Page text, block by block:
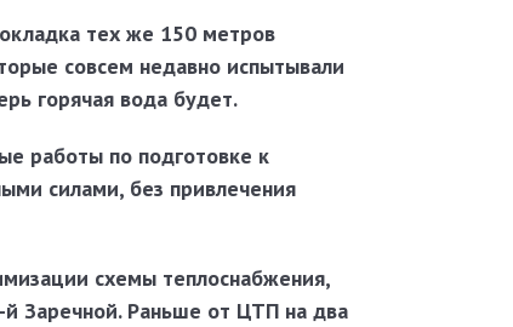
тех же 150 метров
совсем недавно испытывали
горячая вода будет.
работы по подготовке к
силами, без привлечения
схемы теплоснабжения,
Заречной. Раньше от ЦТП на два